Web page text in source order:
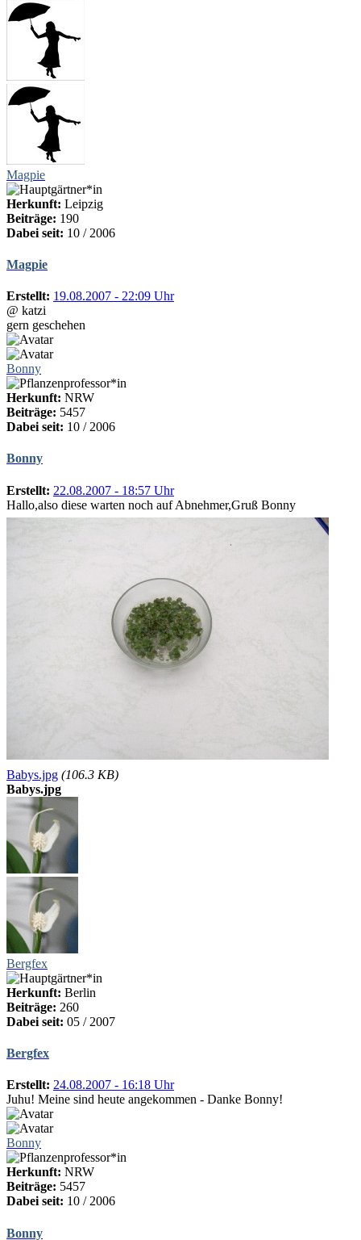
Magpie
Herkunft: Leipzig
Beiträge: 190
Dabei seit: 10 / 2006
Magpie
Erstellt: 19.08.2007 - 22:09 Uhr
@ katzi
gern geschehen
Bonny
Herkunft: NRW
Beiträge: 5457
Dabei seit: 10 / 2006
Bonny
Erstellt: 22.08.2007 - 18:57 Uhr
Hallo,also diese warten noch auf Abnehmer,Gruß Bonny
Babys.jpg (106.3 KB)
Babys.jpg
Bergfex
Herkunft: Berlin
Beiträge: 260
Dabei seit: 05 / 2007
Bergfex
Erstellt: 24.08.2007 - 16:18 Uhr
Juhu! Meine sind heute angekommen - Danke Bonny!
Bonny
Herkunft: NRW
Beiträge: 5457
Dabei seit: 10 / 2006
Bonny